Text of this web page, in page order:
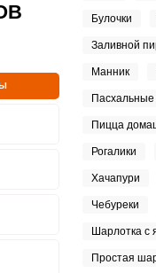
Булочки
Заливной
Манник
Пасхальные
Пицца
Рогалики
Хачапури
Чебуреки
Шарлотка с
Простая